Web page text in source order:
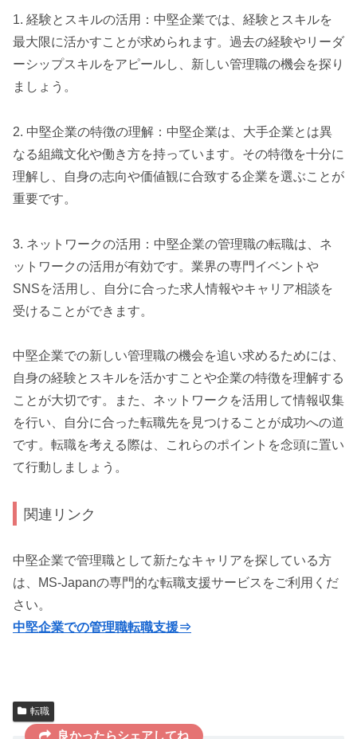
1. 経験とスキルの活用：中堅企業では、経験とスキルを
最大限に活かすことが求められます。過去の経験やリーダ
ーシップスキルをアピールし、新しい管理職の機会を探り
ましょう。
2. 中堅企業の特徴の理解：中堅企業は、大手企業とは異
なる組織文化や働き方を持っています。その特徴を十分に
理解し、自身の志向や価値観に合致する企業を選ぶことが
重要です。
3. ネットワークの活用：中堅企業の管理職の転職は、ネ
ットワークの活用が有効です。業界の専門イベントや
SNSを活用し、自分に合った求人情報やキャリア相談を
受けることができます。
中堅企業での新しい管理職の機会を追い求めるためには、
自身の経験とスキルを活かすことや企業の特徴を理解する
ことが大切です。また、ネットワークを活用して情報収集
を行い、自分に合った転職先を見つけることが成功への道
です。転職を考える際は、これらのポイントを念頭に置い
て行動しましょう。
関連リンク
中堅企業で管理職として新たなキャリアを探している方
は、MS-Japanの専門的な転職支援サービスをご利用くだ
さい。
中堅企業での管理職転職支援⇒
転職
良かったらシェアしてね